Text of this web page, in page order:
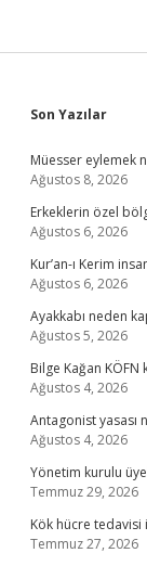
Son Yazılar
Müesser eylemek
Ağustos 8, 2026
Erkeklerin özel
Ağustos 6, 2026
Kur’an-ı Kerim
Ağustos 6, 2026
Ayakkabı neden
Ağustos 5, 2026
Bilge Kağan KÖFN
Ağustos 4, 2026
Antagonist yasası
Ağustos 4, 2026
Yönetim kurulu
Temmuz 29, 2026
Kök hücre
Temmuz 27, 2026